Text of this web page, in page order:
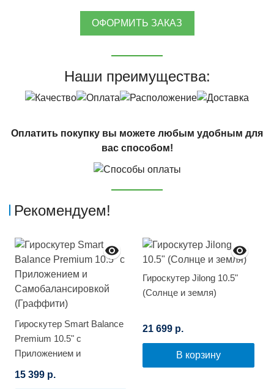
ОФОРМИТЬ ЗАКАЗ
Наши преимущества:
Оплатить покупку вы можете любым удобным для
вас способом!
Рекомендуем!
Гироскутер Smart Balance
Premium 10.5" с
Приложением и
(Граффити)
15 399 р.
Гироскутер Jilong 10.5"
(Солнце и земля)
21 699 р.
В корзину